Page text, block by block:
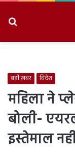
बड़ी ख़बर विदेश
महिला ने
बोली-
इस्तेमाल